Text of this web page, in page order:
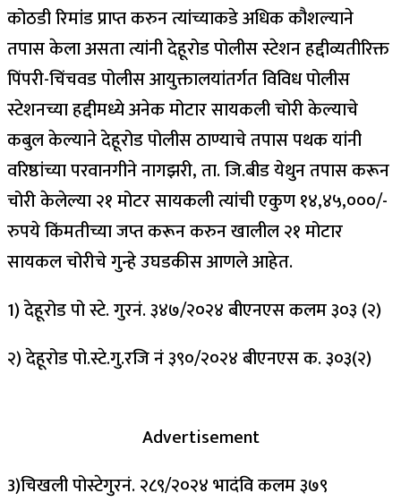
कोठडी रिमांड प्राप्त करुन त्यांच्याकडे अधिक कौशल्याने
तपास केला असता त्यांनी देहूरोड पोलीस स्टेशन हद्दीव्यतीरिक्त
पिंपरी-चिंचवड पोलीस आयुक्तालयांतर्गत विविध पोलीस
स्टेशनच्या हद्दीमध्ये अनेक मोटार सायकली चोरी केल्याचे
कबुल केल्याने देहूरोड पोलीस ठाण्याचे तपास पथक यांनी
वरिष्ठांच्या परवानगीने नागझरी, ता. जि.बीड येथुन तपास करून
चोरी केलेल्या २१ मोटर सायकली त्यांची एकुण १४,४५,०००/-
रुपये किंमतीच्या जप्त करून करुन खालील २१ मोटार
सायकल चोरीचे गुन्हे उघडकीस आणले आहेत.
1) देहूरोड पो स्टे. गुरनं. ३४७/२०२४ बीएनएस कलम ३०३ (२)
२) देहूरोड पो.स्टे.गु.रजि नं ३९०/२०२४ बीएनएस क. ३०३(२)
Advertisement
3)चिखली पोस्टेगुरनं. २८९/२०२४ भादंवि कलम ३७९